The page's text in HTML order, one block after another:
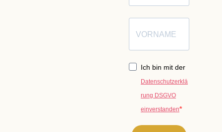
Ich bin mit der
Datenschutzerklä
rung DSGVO
einverstanden